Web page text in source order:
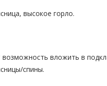
высокое горло.
возможность вложить в
спины.